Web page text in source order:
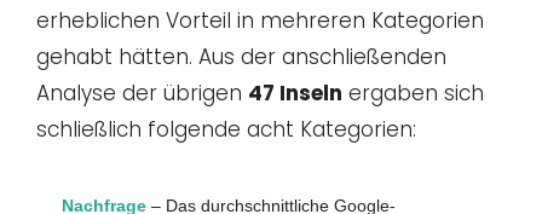
erheblichen Vorteil in mehreren Kategorien
gehabt hätten. Aus der anschließenden
Analyse der übrigen 47 Inseln ergaben sich
schließlich folgende acht Kategorien:
Nachfrage – Das durchschnittliche Google-